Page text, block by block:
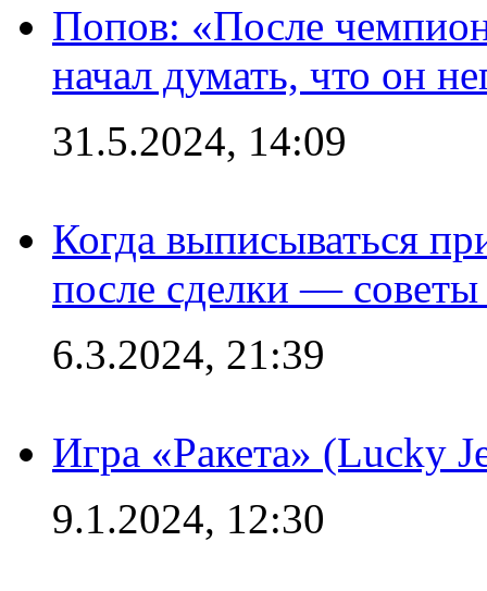
Попов: «После
начал думать, что он
31.5.2024, 14:09
Когда выписываться
после сделки —
6.3.2024, 21:39
Игра «Ракета» (Lucky
9.1.2024, 12:30